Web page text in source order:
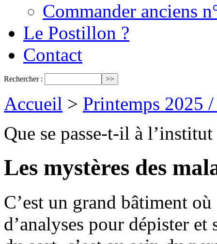
Commander anciens
Le Postillon ?
Contact
Rechercher :
Accueil > Printemps 2025
Que se passe-t-il à
Les mystères des
C’est un grand bâtiment
d’analyses pour dépister